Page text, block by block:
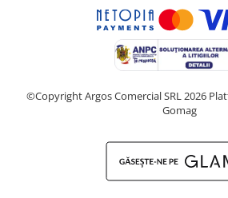
©Copyright Argos Comercial SRL 2026
Gomag